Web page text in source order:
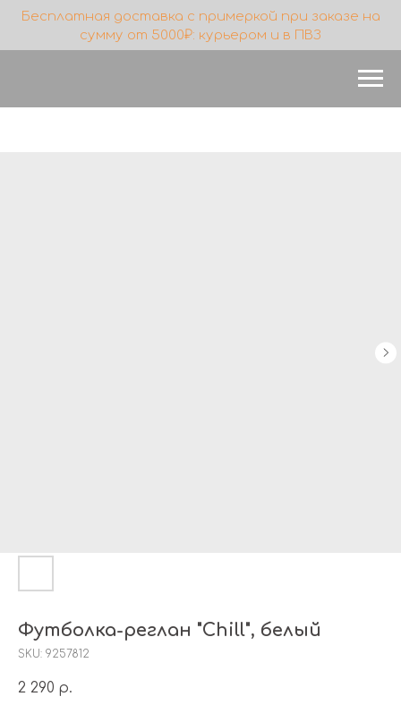
Бесплатная доставка с примеркой при заказе на
сумму от 5000₽: курьером и в ПВЗ
Футболка-реглан "Сhill", белый
SKU: 9257812
2 290 р.